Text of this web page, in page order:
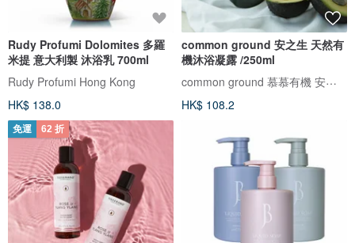
Rudy Profumi Dolomites 多羅
米提 意大利製 沐浴乳 700ml
Rudy Profumi Hong Kong
HK$ 138.0
common ground 安之生 天然有
機沐浴凝露 /250ml
common ground 慕慕有機 安之生
HK$ 108.2
免運 62 折